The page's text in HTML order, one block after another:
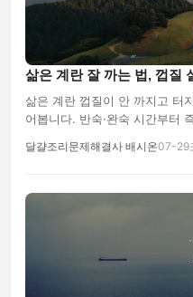
삶은 계란 잘 까는 법, 껍질
삶은 계란 껍질이 안 까지고 터
어봅니다. 반숙·완숙 시간부터
달걀조리문제해결사 배시온07-29